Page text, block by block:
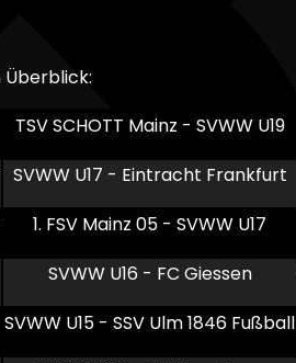
Überblick:
TSV SCHOTT Mainz - SVWW U19
SVWW U17 - Eintracht Frankfurt
1. FSV Mainz 05 - SVWW U17
SVWW U16 - FC Giessen
SVWW U15 - SSV Ulm 1846 Fußball